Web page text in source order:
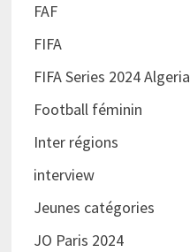
FAF
FIFA
FIFA Series 2024 Algeria
Football féminin
Inter régions
interview
Jeunes catégories
JO Paris 2024